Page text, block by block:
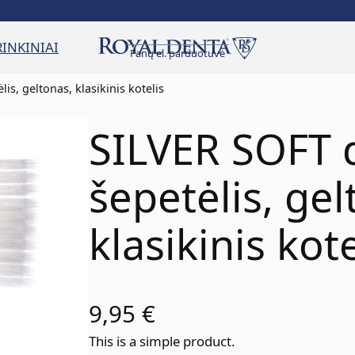
Fanų el. parduotuvė
geltonas, klasikinis kotelis
SILVER
šepetėlis,
klasikinis
9,95 €
This is a simple product.